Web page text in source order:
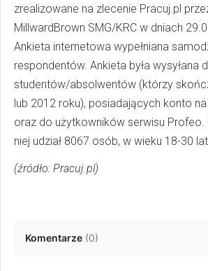
zrealizowane na zlecenie Pracuj.pl
MillwardBrown SMG/KRC w dniach
Ankieta internetowa wypełniana
respondentów. Ankieta była wysyłana
studentów/absolwentów (którzy
lub 2012 roku), posiadających konto
oraz do użytkowników serwisu Profeo.
niej udział 8067 osób, w wieku 18-30 lat.
(źródło: Pracuj.pl)
Komentarze (0)